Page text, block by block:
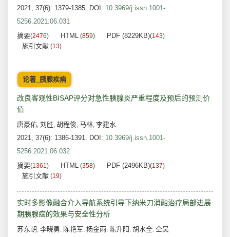
2021, 37(6): 1379-1385. DOI: 10.3969/j.issn.1001-
5256.2021.06.031
摘要(2476) HTML (859) PDF (8229KB)(143)
施引文献 (13)
论著_胰腺疾病
改良客观性BISAP评分对急性胰腺炎严重程度及预后的预测价
值
唐豪佑, 刘胜, 胡程俊, 马林, 李建水
2021, 37(6): 1386-1391. DOI: 10.3969/j.issn.1001-
5256.2021.06.032
摘要(1361) HTML (358) PDF (2496KB)(137)
施引文献 (19)
实时多影像融合介入导航系统引导下纳米刀消融治疗局部进展
期胰腺癌的效果与安全性分析
苏东朝 , 李晓勇, 陈艳军, 杨金雨, 陈升阳 , 胡水全, 仝昊